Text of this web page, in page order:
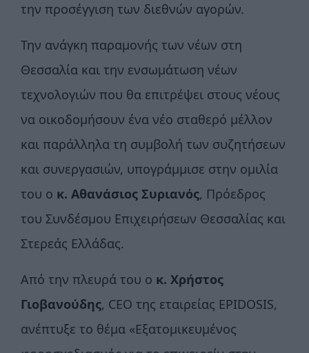
την προσέγγιση των διεθνών αγορών.
Την ανάγκη παραμονής των νέων στη
Θεσσαλία και την ενσωμάτωση νέων
τεχνολογιών που θα επιτρέψει στους νέους
να οικοδομήσουν ένα νέο σταθερό μέλλον
και παράλληλα τη συμβολή των συζητήσεων
και συνεργασιών, υπογράμμισε στην ομιλία
του ο κ. Αθανάσιος Συριανός, Πρόεδρος
του Συνδέσμου Επιχειρήσεων Θεσσαλίας και
Στερεάς Ελλάδας.
Από την πλευρά του ο κ. Χρήστος
Γιοβανούδης, CEO της εταιρείας EPIDOSIS,
ανέπτυξε το θέμα «Εξατομικευμένος